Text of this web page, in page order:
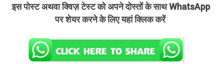
.इस पोस्ट अथवा क्विज़ टेस्ट को अपने दोस्तों के साथ WhatsApp
पर शेयर करने के लिए यहां क्लिक करें